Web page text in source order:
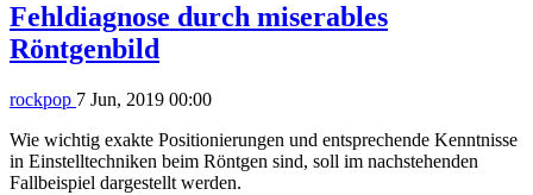
Fehldiagnose durch miserables
Röntgenbild
rockpop 7 Jun, 2019 00:00
Wie wichtig exakte Positionierungen und entsprechende Kenntnisse
in Einstelltechniken beim Röntgen sind, soll im nachstehenden
Fallbeispiel dargestellt werden.